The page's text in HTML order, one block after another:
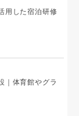
用した宿泊研修
｜体育館やグラ